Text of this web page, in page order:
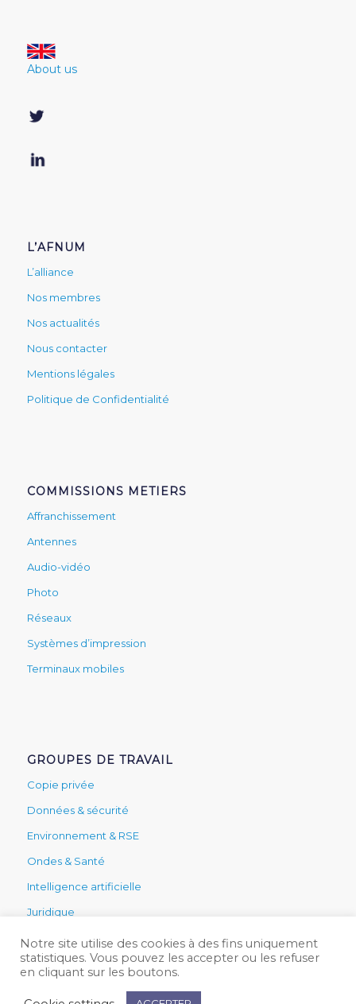
About us
L’AFNUM
L’alliance
Nos membres
Nos actualités
Nous contacter
Mentions légales
Politique de Confidentialité
COMMISSIONS METIERS
Affranchissement
Antennes
Audio-vidéo
Photo
Réseaux
Systèmes d’impression
Terminaux mobiles
GROUPES DE TRAVAIL
Copie privée
Données & sécurité
Environnement & RSE
Ondes & Santé
Intelligence artificielle
Juridique
Secteur public
Services & technique
Notre site utilise des cookies à des fins uniquement
statistiques. Vous pouvez les accepter ou les refuser
en cliquant sur les boutons.